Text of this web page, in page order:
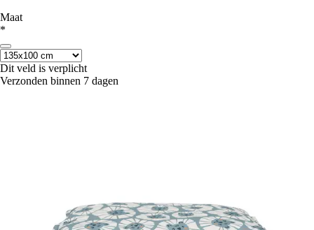
Maat
*
Dit veld is verplicht
Verzonden binnen 7 dagen